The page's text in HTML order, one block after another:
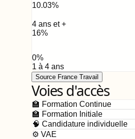
10.03%
4 ans et +
16%
0%
1 à 4 ans
Source France Travail
Voies d'accès
🏫 Formation Continue
🏫 Formation Initiale
🧠 Candidature individuelle
⚙️ VAE